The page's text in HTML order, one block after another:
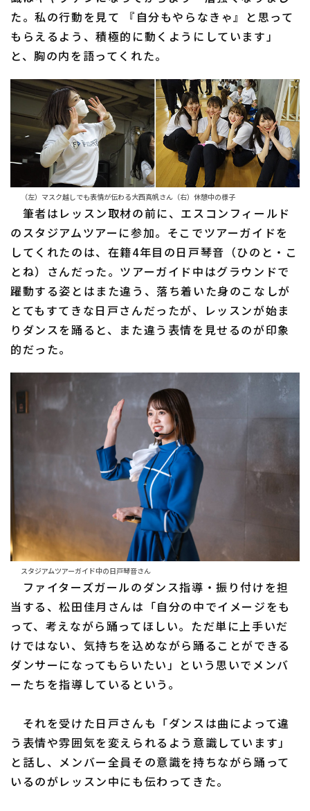
た。私の行動を見て 『自分もやらなきゃ』と思って
もらえるよう、積極的に動くようにしています」
と、胸の内を語ってくれた。
（左）マスク越しでも表情が伝わる大西真帆さん（右）休憩中の様子
筆者はレッスン取材の前に、エスコンフィールド
のスタジアムツアーに参加。そこでツアーガイドを
してくれたのは、在籍4年目の日戸琴音（ひのと・こ
とね）さんだった。ツアーガイド中はグラウンドで
躍動する姿とはまた違う、落ち着いた身のこなしが
とてもすてきな日戸さんだったが、レッスンが始ま
りダンスを踊ると、また違う表情を見せるのが印象
的だった。
スタジアムツアーガイド中の日戸琴音さん
ファイターズガールのダンス指導・振り付けを担
当する、松田佳月さんは「自分の中でイメージをも
って、考えながら踊ってほしい。ただ単に上手いだ
けではない、気持ちを込めながら踊ることができる
ダンサーになってもらいたい」という思いでメンバ
ーたちを指導しているという。
それを受けた日戸さんも「ダンスは曲によって違
う表情や雰囲気を変えられるよう意識しています」
と話し、メンバー全員その意識を持ちながら踊って
いるのがレッスン中にも伝わってきた。